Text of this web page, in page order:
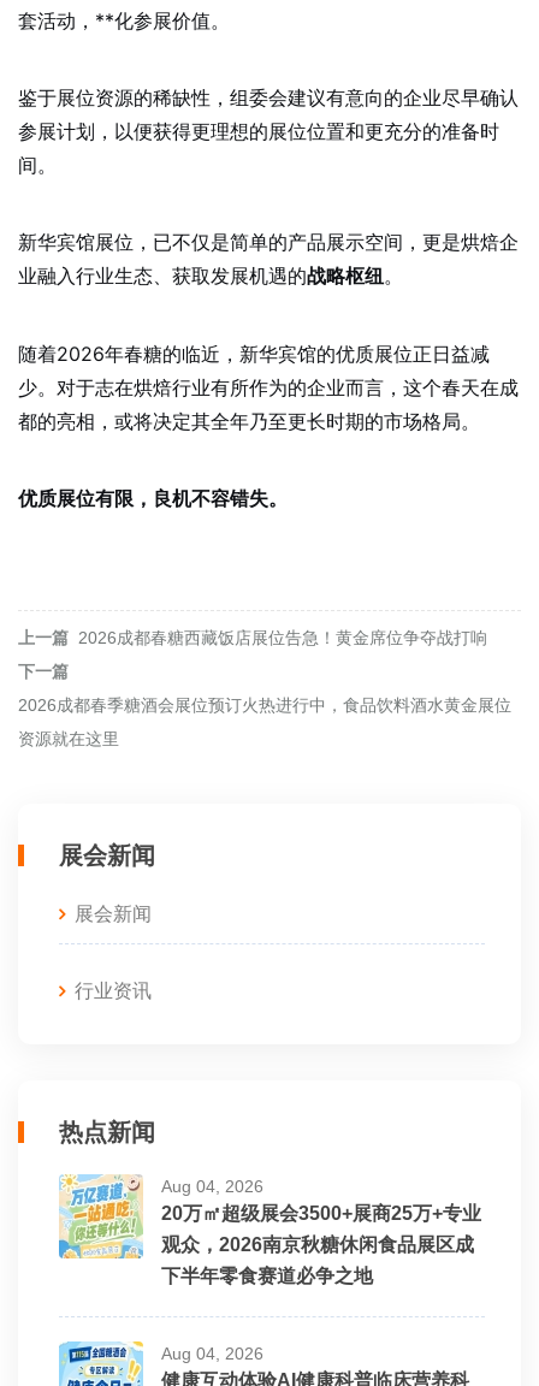
套活动，**化参展价值。
鉴于展位资源的稀缺性，组委会建议有意向的企业尽早确认
参展计划，以便获得更理想的展位位置和更充分的准备时
间。
新华宾馆展位，已不仅是简单的产品展示空间，更是烘焙企
业融入行业生态、获取发展机遇的战略枢纽 。
随着2026年春糖的临近，新华宾馆的优质展位正日益减
少。对于志在烘焙行业有所作为的企业而言，这个春天在成
都的亮相，或将决定其全年乃至更长时期的市场格局。
优质展位有限，良机不容错失。
上一篇 2026成都春糖西藏饭店展位告急！黄金席位争夺战打响
下一篇
2026成都春季糖酒会展位预订火热进行中，食品饮料酒水黄金展位
资源就在这里
展会新闻
展会新闻
行业资讯
热点新闻
Aug 04, 2026
20万㎡超级展会3500+展商25万+专业
观众，2026南京秋糖休闲食品展区成
下半年零食赛道必争之地
Aug 04, 2026
健康互动体验AI健康科普临床营养科